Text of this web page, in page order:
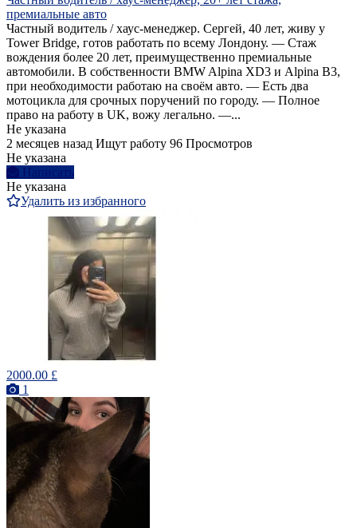
премиальные авто
Частный водитель / хаус-менеджер. Сергей, 40 лет, живу у
Tower Bridge, готов работать по всему Лондону. — Стаж
вождения более 20 лет, преимущественно премиальные
автомобили. В собственности BMW Alpina XD3 и Alpina B3,
при необходимости работаю на своём авто. — Есть два
мотоцикла для срочных поручений по городу. — Полное
право на работу в UK, вожу легально. —...
Не указана
2 месяцев назад Ищут работу 96 Просмотров
Не указана
Написать
Не указана
Удалить из избранного
2000.00 £
1